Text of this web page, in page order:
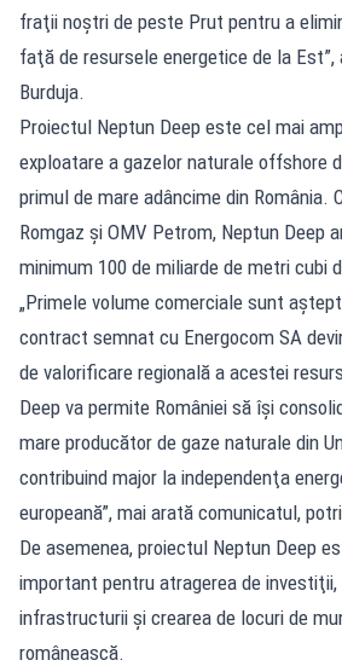
fraţii noştri de peste Prut pentru a
faţă de resursele energetice de la Est”,
Burduja.
Proiectul Neptun Deep este cel mai
exploatare a gazelor naturale offshore
primul de mare adâncime din România.
Romgaz şi OMV Petrom, Neptun Deep
minimum 100 de miliarde de metri cubi
„Primele volume comerciale sunt
contract semnat cu Energocom SA
de valorificare regională a acestei
Deep va permite României să îşi
mare producător de gaze naturale din
contribuind major la independenţa
europeană”, mai arată comunicatul,
De asemenea, proiectul Neptun Deep
important pentru atragerea de
infrastructurii şi crearea de locuri de
românească.